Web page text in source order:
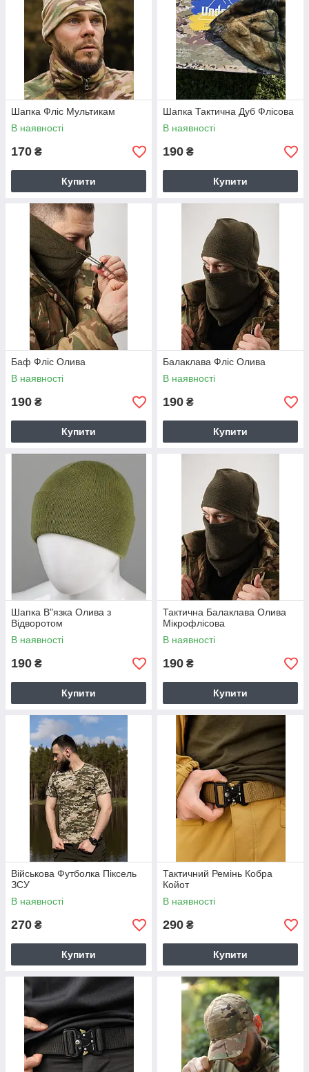
Шапка Фліс Мультикам
В наявності
170 ₴
Купити
Шапка Тактична Дуб Флісова
В наявності
190 ₴
Купити
Баф Фліс Олива
В наявності
190 ₴
Купити
Балаклава Фліс Олива
В наявності
190 ₴
Купити
Шапка В"язка Олива з
Відворотом
В наявності
190 ₴
Купити
Тактична Балаклава Олива
Мікрофлісова
В наявності
190 ₴
Купити
Військова Футболка Піксель
ЗСУ
В наявності
270 ₴
Купити
Тактичний Ремінь Кобра
Койот
В наявності
290 ₴
Купити